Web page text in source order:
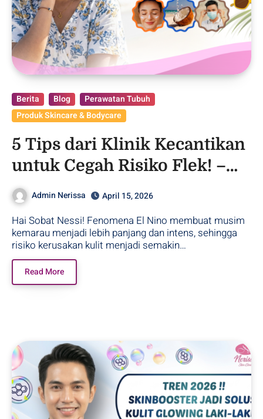
Berita Blog
Perawatan Tubuh
Produk Skincare & Bodycare
5 Tips dari Klinik Kecantikan
untuk Cegah Risiko Flek! –
Purwodadi
Admin Nerissa April 15, 2026
Hai Sobat Nessi! Fenomena El Nino membuat musim
kemarau menjadi lebih panjang dan intens, sehingga
risiko kerusakan kulit menjadi semakin…
Read More